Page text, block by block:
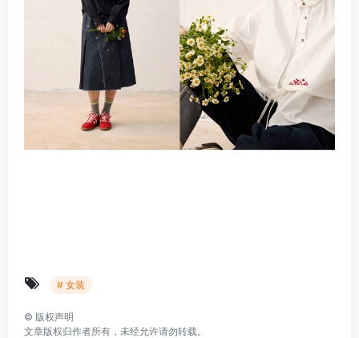
# 女装
© 版权声明
文章版权归作者所有，未经允许请勿转载。